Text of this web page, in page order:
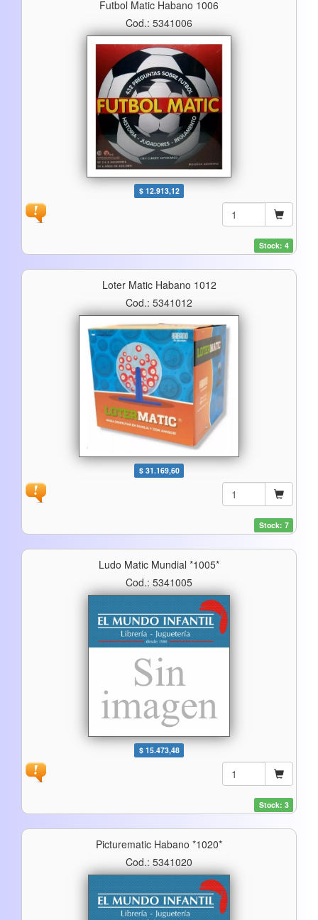
Futbol Matic Habano 1006
Cod.: 5341006
$ 12.913,12
Stock: 4
Loter Matic Habano 1012
Cod.: 5341012
$ 31.169,60
Stock: 7
Ludo Matic Mundial *1005*
Cod.: 5341005
$ 15.473,48
Stock: 3
Picturematic Habano *1020*
Cod.: 5341020